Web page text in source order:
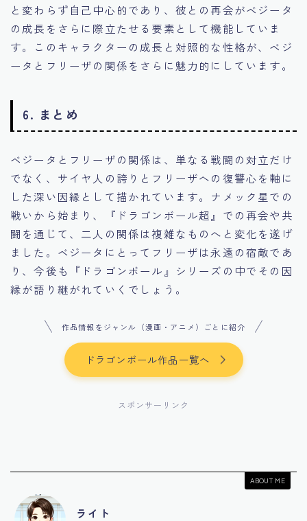
と変わらず自己中心的であり、彼との再会がベジータ
の成長をさらに際立たせる要素として機能していま
す。このキャラクターの成長と対照的な性格が、ベジ
ータとフリーザの関係をさらに魅力的にしています。
6. まとめ
ベジータとフリーザの関係は、単なる戦闘の対立だけ
でなく、サイヤ人の誇りとフリーザへの復讐心を軸に
した深い因縁として描かれています。ナメック星での
戦いから始まり、『ドラゴンボール超』での再会や共
闘を通じて、二人の関係は複雑なものへと変化を遂げ
ました。ベジータにとってフリーザは永遠の宿敵であ
り、今後も『ドラゴンボール』シリーズの中でその因
縁が語り継がれていくでしょう。
作品情報をジャンル（漫画・アニメ）ごとに紹介
ドラゴンボール作品一覧へ
スポンサーリンク
ABOUT ME
ライト